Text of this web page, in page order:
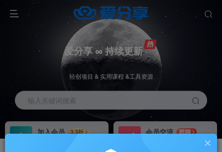
爱分享 ∞ 持续更新
轻创项目 & 实用课程 &工具资源
输入关键词搜索
加入会员
3.3折
会员交流
群聊